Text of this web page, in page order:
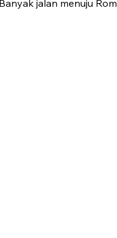
Banyak jalan menuju